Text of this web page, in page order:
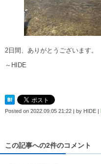
2日間、ありがとうございます。
～HIDE
Posted on 2022.09.05 21:22 by HIDE
この記事への2件のコメント